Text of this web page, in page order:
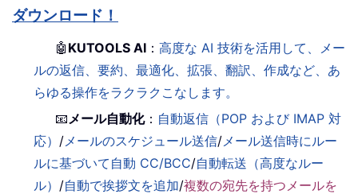
ダウンロード！
🤖 KUTOOLS AI ：高度な AI 技術を活用して、メー
ルの返信、要約、最適化、拡張、翻訳、作成など、あ
らゆる操作をラクラクこなします。
📧 メール自動化： 自動返信（POP および IMAP 対
応） / メールのスケジュール送信/ メール送信時にルー
ルに基づいて自動 CC/BCC/自動転送（高度なルー
ル） /自動で挨拶文を追加/複数の宛先を持つメールを